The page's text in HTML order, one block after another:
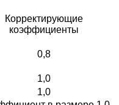
Корректирующие
коэффициенты
0,8
1,0
1,0